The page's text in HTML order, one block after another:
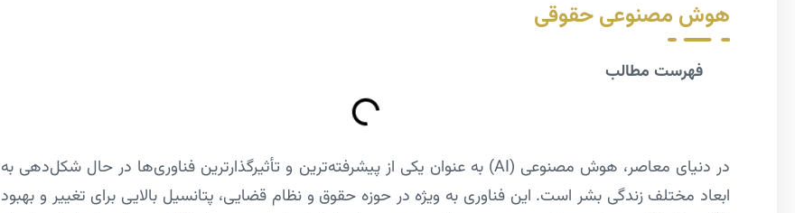
هوش مصنوعی حقوقی
فهرست مطالب
در دنیای معاصر، هوش مصنوعی (AI) به عنوان یکی از پیشرفته‌ترین و تأثیرگذارترین فناوری‌ها در حال شکل‌دهی به
ابعاد مختلف زندگی بشر است. این فناوری به ویژه در حوزه حقوق و نظام قضایی، پتانسیل بالایی برای تغییر و بهبود